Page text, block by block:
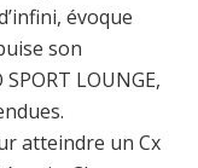
évoque
son
LOUNGE,
atteindre un Cx